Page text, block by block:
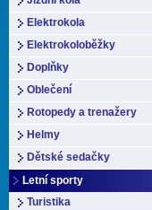
Elektrokola
Elektrokoloběžky
Doplňky
Oblečení
Rotopedy a trenažery
Helmy
Dětské sedačky
Letní sporty
Turistika